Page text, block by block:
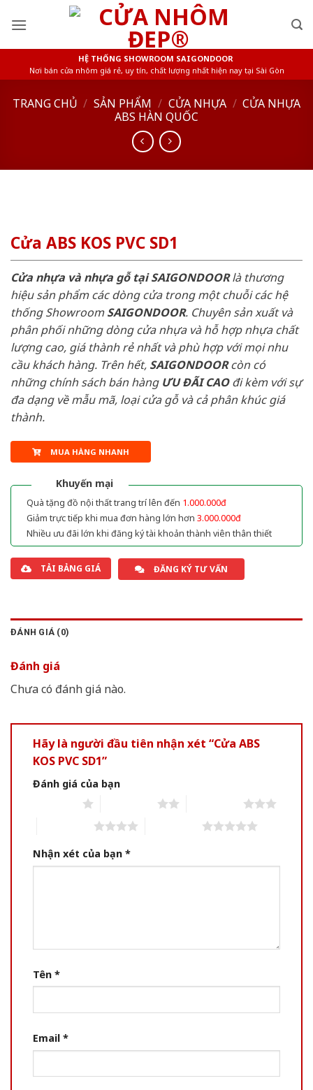
HỆ THỐNG SHOWROOM SAIGONDOOR
Nơi bán cửa nhôm giá rẻ, uy tín, chất lượng nhất hiện nay tại Sài Gòn
TRANG CHỦ / SẢN PHẨM / CỬA NHỰA / CỬA NHỰA
ABS HÀN QUỐC
Cửa ABS KOS PVC SD1
Cửa nhựa và nhựa gỗ tại SAIGONDOORlà thương
hiệu sản phẩm các dòng cửa trong một chuỗi các hệ
thống ShowroomSAIGONDOOR. Chuyên sản xuất và
phân phối những dòng cửa nhựa và hỗ hợp nhựa chất
lượng cao, giá thành rẻ nhất và phù hợp với mọi nhu
cầu khách hàng. Trên hết, SAIGONDOORcòn có
những chính sách bán hàng ƯU ĐÃI CAOđi kèm với sự
đa dạng về mẫu mã, loại cửa gỗ và cả phân khúc giá
thành.
MUA HÀNG NHANH
Khuyến mại
Quà tặng đồ nội thất trang trí lên đến 1.000.000đ
Giảm trực tiếp khi mua đơn hàng lớn hơn 3.000.000đ
Nhiều ưu đãi lớn khi đăng ký tài khoản thành viên thân thiết
TẢI BẢNG GIÁ ĐĂNG KÝ TƯ VẤN
ĐÁNH GIÁ (0)
Đánh giá
Chưa có đánh giá nào.
Hãy là người đầu tiên nhận xét “Cửa ABS
KOS PVC SD1”
Đánh giá của bạn
Nhận xét của bạn *
Tên *
Email *